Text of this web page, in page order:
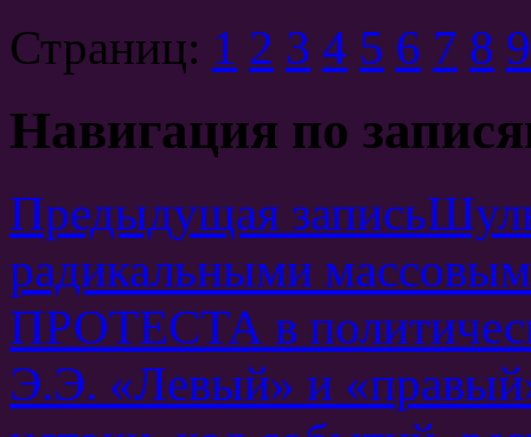
Страниц: 1 2 3 4 5 6 7 8 9
Навигация по
Предыдущая запись
радикальными
ПРОТЕСТА в
Э.Э. «Левый» и